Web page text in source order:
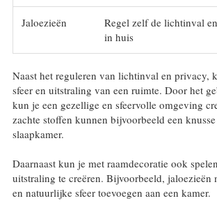
Jaloezieën
Regel zelf de lichtinval
in huis
Naast het reguleren van lichtinval en privacy,
sfeer en uitstraling van een ruimte. Door het
kun je een gezellige en sfeervolle omgeving
zachte stoffen kunnen bijvoorbeeld een
slaapkamer.
Daarnaast kun je met raamdecoratie ook
uitstraling te creëren. Bijvoorbeeld,
en natuurlijke sfeer toevoegen aan een kamer.